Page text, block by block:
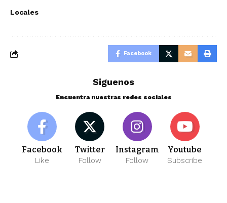
Locales
Facebook
Siguenos
Encuentra nuestras redes sociales
Facebook
Like
Twitter
Follow
Instagram
Follow
Youtube
Subscribe